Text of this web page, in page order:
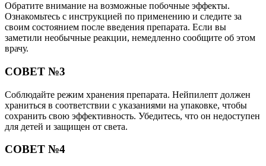
Обратите внимание на возможные побочные эффекты.
Ознакомьтесь с инструкцией по применению и следите за
своим состоянием после введения препарата. Если вы
заметили необычные реакции, немедленно сообщите об этом
врачу.
СОВЕТ №3
Соблюдайте режим хранения препарата. Нейпилепт должен
храниться в соответствии с указаниями на упаковке, чтобы
сохранить свою эффективность. Убедитесь, что он недоступен
для детей и защищен от света.
СОВЕТ №4